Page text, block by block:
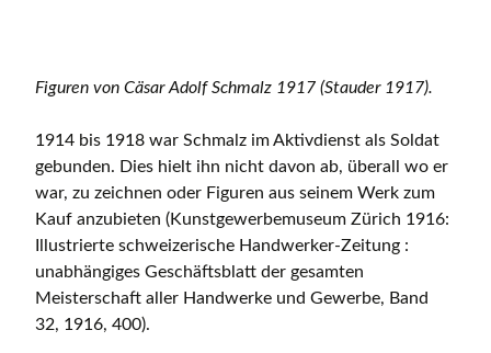
Figuren von Cäsar Adolf Schmalz 1917 (Stauder 1917).
1914 bis 1918 war Schmalz im Aktivdienst als Soldat
gebunden. Dies hielt ihn nicht davon ab, überall wo er
war, zu zeichnen oder Figuren aus seinem Werk zum
Kauf anzubieten (Kunstgewerbemuseum Zürich 1916:
Illustrierte schweizerische Handwerker-Zeitung :
unabhängiges Geschäftsblatt der gesamten
Meisterschaft aller Handwerke und Gewerbe, Band
32, 1916, 400).